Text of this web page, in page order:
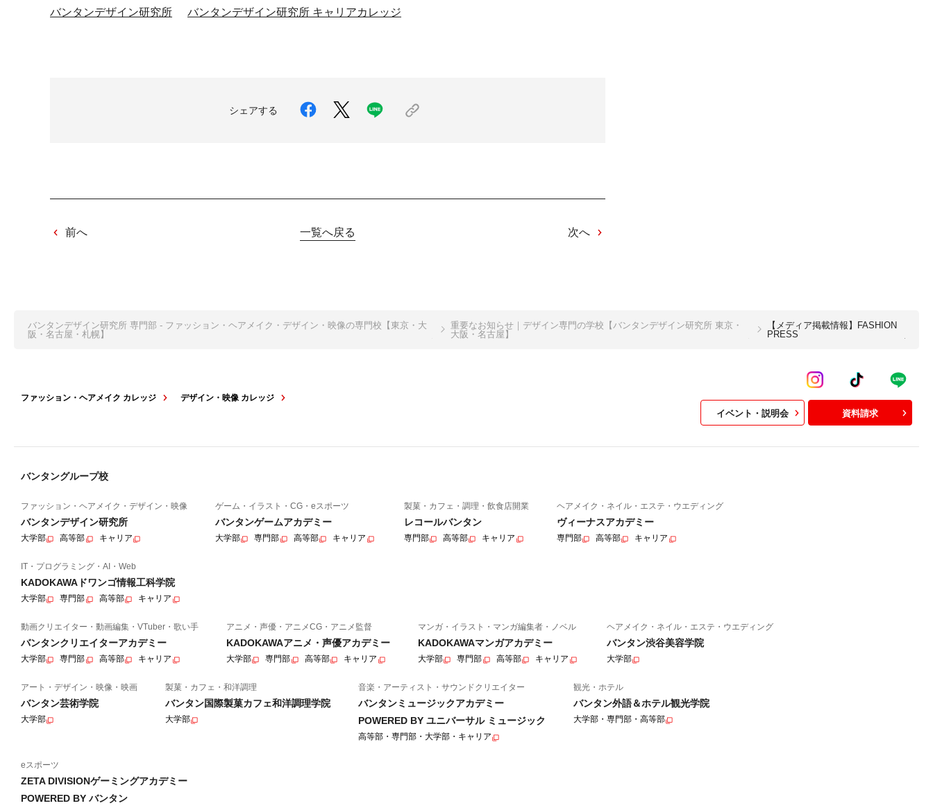
バンタンデザイン研究所
バンタンデザイン研究所 キャリアカレッジ
シェアする
前へ 一覧へ戻る 次へ
バンタンデザイン研究所 専門部 - ファッション・ヘアメイク・デザイン・映像の専門校【東京・大
阪・名古屋・札幌】
重要なお知らせ｜デザイン専門の学校【バンタンデザイン研究所 東京・
大阪・名古屋】
【メディア掲載情報】FASHION
PRESS
ファッション・ヘアメイク カレッジ デザイン・映像 カレッジ
イベント・説明会 資料請求
バンタングループ校
ファッション・ヘアメイク・デザイン・映像
バンタンデザイン研究所
大学部 高等部 キャリア
ゲーム・イラスト・CG・eスポーツ
バンタンゲームアカデミー
大学部 専門部 高等部 キャリア
製菓・カフェ・調理・飲食店開業
レコールバンタン
専門部 高等部 キャリア
ヘアメイク・ネイル・エステ・ウエディング
ヴィーナスアカデミー
専門部 高等部 キャリア
IT・プログラミング・AI・Web
KADOKAWAドワンゴ情報工科学院
大学部 専門部 高等部 キャリア
動画クリエイター・動画編集・VTuber・歌い手
バンタンクリエイターアカデミー
大学部 専門部 高等部 キャリア
アニメ・声優・アニメCG・アニメ監督
KADOKAWAアニメ・声優アカデミー
大学部 専門部 高等部 キャリア
マンガ・イラスト・マンガ編集者・ノベル
KADOKAWAマンガアカデミー
大学部 専門部 高等部 キャリア
ヘアメイク・ネイル・エステ・ウエディング
バンタン渋谷美容学院
大学部
アート・デザイン・映像・映画
バンタン芸術学院
大学部
製菓・カフェ・和洋調理
バンタン国際製菓カフェ和洋調理学院
大学部
音楽・アーティスト・サウンドクリエイター
バンタンミュージックアカデミー
POWERED BY ユニバーサル ミュージック
高等部・専門部・大学部・キャリア
観光・ホテル
バンタン外語＆ホテル観光学院
大学部・専門部・高等部
eスポーツ
ZETA DIVISIONゲーミングアカデミー
POWERED BY バンタン